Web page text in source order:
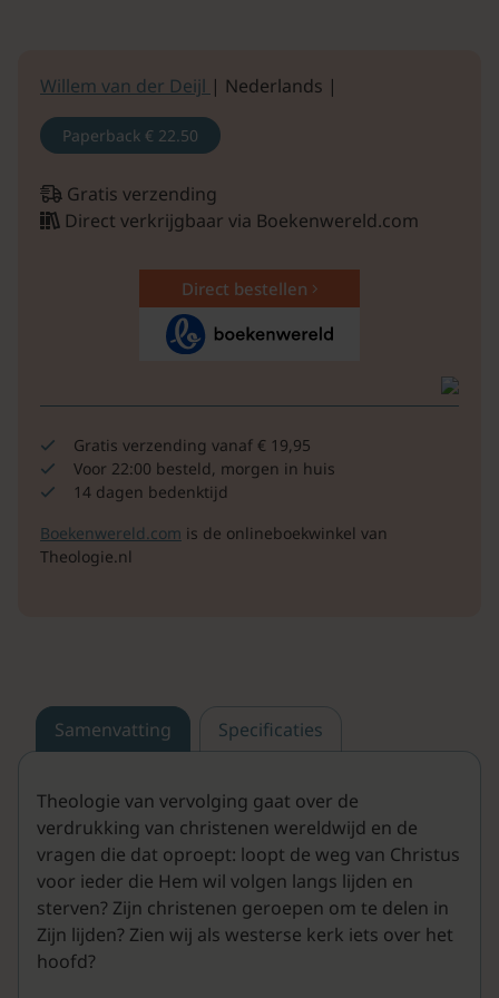
Willem van der Deijl | Nederlands |
Paperback € 22.50
Gratis verzending
Direct verkrijgbaar via Boekenwereld.com
Direct bestellen
Gratis verzending vanaf € 19,95
Voor 22:00 besteld, morgen in huis
14 dagen bedenktijd
Boekenwereld.com is de onlineboekwinkel van
Theologie.nl
Samenvatting Specificaties
Theologie van vervolging gaat over de
verdrukking van christenen wereldwijd en de
vragen die dat oproept: loopt de weg van Christus
voor ieder die Hem wil volgen langs lijden en
sterven? Zijn christenen geroepen om te delen in
Zijn lijden? Zien wij als westerse kerk iets over het
hoofd?